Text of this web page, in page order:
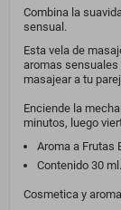
Combina la
sensual.
Esta vela de
aromas sensuales
masajear a tu
Enciende la
minutos, luego
Aroma a Frutas
Contenido 30 ml.
Cosmetica y